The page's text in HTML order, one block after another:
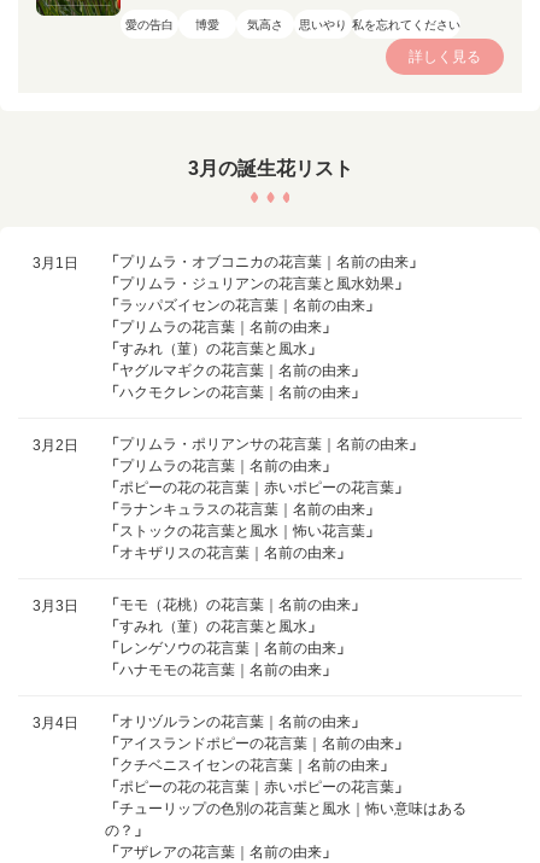
愛の告白 博愛 気高さ 思いやり 私を忘れてください
詳しく見る
3月の誕生花リスト
3月1日 「 プリムラ・オブコニカの花言葉｜名前の由来 」
「 プリムラ・ジュリアンの花言葉と風水効果 」
「 ラッパズイセンの花言葉｜名前の由来 」
「 プリムラの花言葉｜名前の由来 」
「 すみれ（菫）の花言葉と風水 」
「 ヤグルマギクの花言葉｜名前の由来 」
「 ハクモクレンの花言葉｜名前の由来 」
3月2日 「 プリムラ・ポリアンサの花言葉｜名前の由来 」
「 プリムラの花言葉｜名前の由来 」
「 ポピーの花の花言葉｜赤いポピーの花言葉 」
「 ラナンキュラスの花言葉｜名前の由来 」
「 ストックの花言葉と風水｜怖い花言葉 」
「 オキザリスの花言葉｜名前の由来 」
3月3日 「 モモ（花桃）の花言葉｜名前の由来 」
「 すみれ（菫）の花言葉と風水 」
「 レンゲソウの花言葉｜名前の由来 」
「 ハナモモの花言葉｜名前の由来 」
3月4日 「 オリヅルランの花言葉｜名前の由来 」
「 アイスランドポピーの花言葉｜名前の由来 」
「 クチベニスイセンの花言葉｜名前の由来 」
「 ポピーの花の花言葉｜赤いポピーの花言葉 」
「 チューリップの色別の花言葉と風水｜怖い意味はある
の？ 」
「 アザレアの花言葉｜名前の由来 」